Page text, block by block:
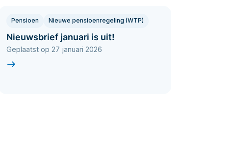
Pensioen Nieuwe pensioenregeling (WTP)
Nieuwsbrief januari is uit!
Geplaatst op 27 januari 2026